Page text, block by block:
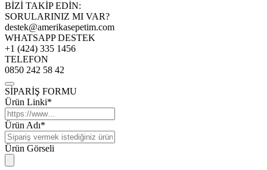
BİZİ TAKİP EDİN:
SORULARINIZ MI VAR?
destek@amerikasepetim.com
WHATSAPP DESTEK
+1 (424) 335 1456
TELEFON
0850 242 58 42
SİPARİŞ FORMU
Ürün Linki*
Ürün Adı*
Ürün Görseli